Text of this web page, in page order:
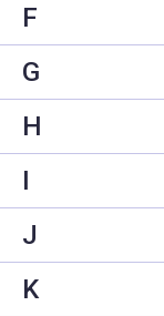
F
G
H
I
J
K